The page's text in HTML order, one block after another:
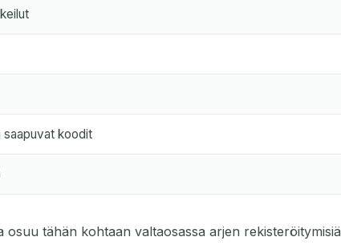
koodit
tähän kohtaan valtaosassa arjen